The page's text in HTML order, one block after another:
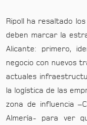
Ripoll ha resaltado
deben marcar la
Alicante: primero,
negocio con nuevos
actuales
la logística de las
zona de influencia
Almería- para ver